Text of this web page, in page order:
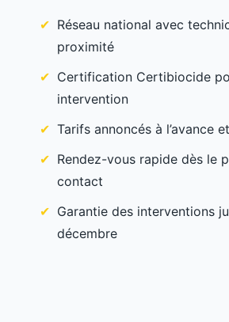
Réseau national avec
proximité
Certification Certibiocide
intervention
Tarifs annoncés à l’avance
Rendez-vous rapide dès le
contact
Garantie des interventions
décembre